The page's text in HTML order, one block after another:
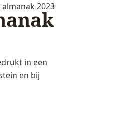
2023
in een
en bij